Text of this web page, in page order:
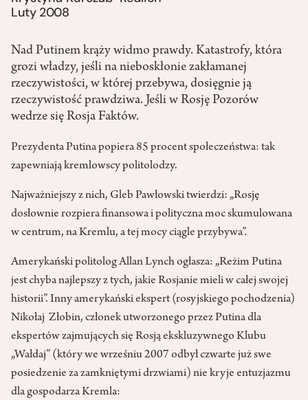
Luty 2008
Nad Putinem krąży widmo prawdy. Katastrofy, która
grozi władzy, jeśli na nieboskłonie zakłamanej
rzeczywistości, w której przebywa, dosięgnie ją
rzeczywistość prawdziwa. Jeśli w Rosję Pozorów
wedrze się Rosja Faktów.
Prezydenta Putina popiera 85 procent społeczeństwa: tak
zapewniają kremlowscy politolodzy.
Najważniejszy z nich, Gleb Pawłowski twierdzi: „Rosję
dosłownie rozpiera finansowa i polityczna moc skumulowana
w centrum, na Kremlu, a tej mocy ciągle przybywa”.
Amerykański politolog Allan Lynch ogłasza: „Reżim Putina
jest chyba najlepszy z tych, jakie Rosjanie mieli w całej swojej
historii”. Inny amerykański ekspert (rosyjskiego pochodzenia)
Nikołaj Złobin, członek utworzonego przez Putina dla
ekspertów zajmujących się Rosją ekskluzywnego Klubu
„Wałdaj” (który we wrześniu 2007 odbył czwarte już swe
posiedzenie za zamkniętymi drzwiami) nie kryje entuzjazmu
dla gospodarza Kremla: